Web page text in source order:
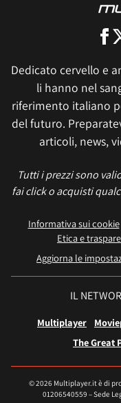
Dedicato cervello e
li hanno nel
riferimento italiano
del futuro.
articoli, news,
Tutti i prezzi sono
fai click o acquisti
Informativa sui cookie
Etica e
Aggiorna le
IL
Multiplayer
The Great
© 2026 Multiplayer.it è di
01206540559 – Sede